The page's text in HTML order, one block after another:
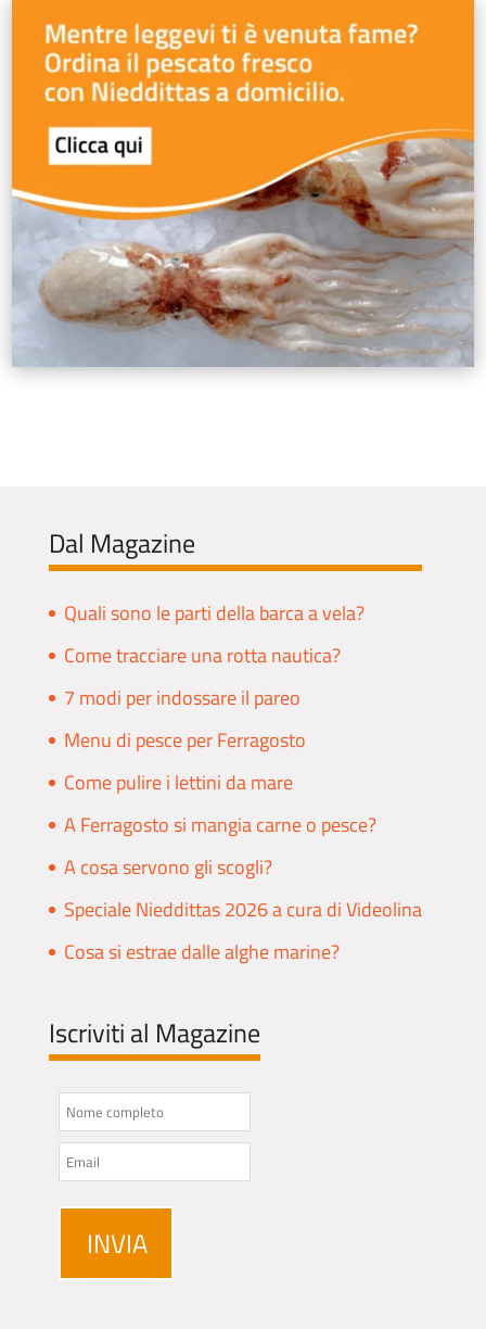
Dal Magazine
Quali sono le parti della barca a vela?
Come tracciare una rotta nautica?
7 modi per indossare il pareo
Menu di pesce per Ferragosto
Come pulire i lettini da mare
A Ferragosto si mangia carne o pesce?
A cosa servono gli scogli?
Speciale Nieddittas 2026 a cura di Videolina
Cosa si estrae dalle alghe marine?
Iscriviti al Magazine